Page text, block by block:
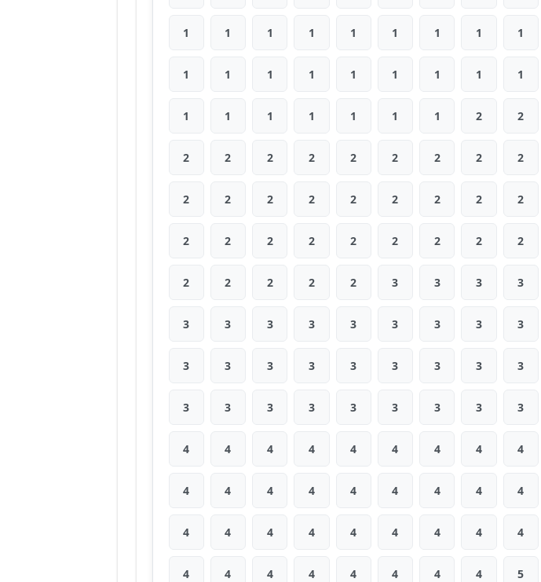
1 1 1 1 1 1 1 1 1
1 1 1 1 1 1 1 1 1
1 1 1 1 1 1 1 2 2
2 2 2 2 2 2 2 2 2
2 2 2 2 2 2 2 2 2
2 2 2 2 2 2 2 2 2
2 2 2 2 2 3 3 3 3
3 3 3 3 3 3 3 3 3
3 3 3 3 3 3 3 3 3
3 3 3 3 3 3 3 3 3
4 4 4 4 4 4 4 4 4
4 4 4 4 4 4 4 4 4
4 4 4 4 4 4 4 4 4
4 4 4 4 4 4 4 4 5